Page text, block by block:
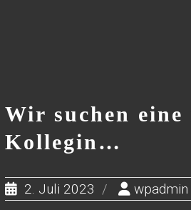
Wir suchen eine
Kollegin…
2. Juli 2023 wpadmin